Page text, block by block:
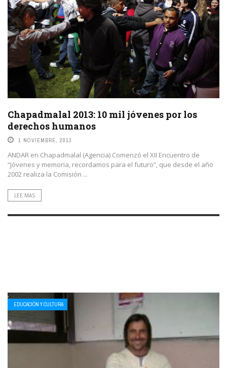
Chapadmalal 2013: 10 mil jóvenes por los
derechos humanos
1 NOVIEMBRE, 2013
ANDAR en Chapadmalal (Agencia) Comenzó el XII Encuentro de
“Jóvenes y memoria, recordamos para el futuro”, que desde el año
2002 realiza la Comisión ...
LEE MAS
EDUCACIÓN Y CULTURA